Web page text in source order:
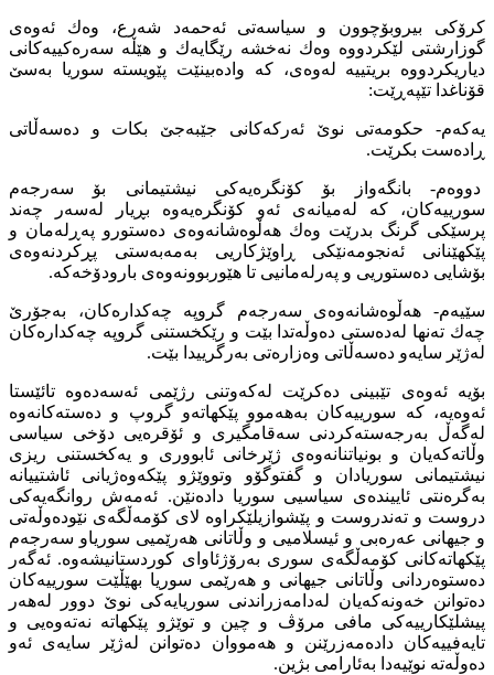
كرۆكی بیروبۆچوون و سیاسەتی ئەحمەد شەرع، وەك ئەوەی
گوزارشتی لێكردووە وەك نەخشە رێگایەك و هێڵە سەرەكییەكانی
دیاریكردووە بریتییە لەوەی، كە وادەبینێت پێویستە سوریا بەسێ
قۆناغدا تێپەڕێت:
یەكەم- حكومەتی نوێ ئەركەكانی جێبەجێ بكات و دەسەڵاتی
ڕادەست بكرێت.
دووەم- بانگەواز بۆ كۆنگرەیەكی نیشتیمانی بۆ سەرجەم
سورییەكان، كە لەمیانەی ئەو كۆنگرەیەوە بڕیار لەسەر چەند
پرسێكی گرنگ بدرێت وەك هەڵوەشانەوەی دەستورو پەڕلەمان و
پێكهێنانی ئەنجومەنێكی ڕاوێژكاریی بەمەبەستی پڕكردنەوەی
بۆشایی دەستوریی و پەرلەمانیی تا هێوربوونەوەی بارودۆخەكە.
سێیەم- هەڵوەشانەوەی سەرجەم گروپە چەكدارەكان، بەجۆرێ
چەك تەنها لەدەستی دەوڵەتدا بێت و رێكخستنی گروپە چەكدارەكان
لەژێر سایەو دەسەڵاتی وەزارەتی بەرگرییدا بێت.
بۆیە ئەوەی تێبینی دەكرێت لەكەوتنی رژێمی ئەسەدەوە تائێستا
ئەوەیە، كە سورییەكان بەهەموو پێكهاتەو گروپ و دەستەكانەوە
لەگەڵ بەرجەستەكردنی سەقامگیری و ئۆقرەیی دۆخی سیاسی
وڵاتەكەیان و بونیاتنانەوەی ژێرخانی ئابووری و یەكخستنی ریزی
نیشتیمانی سوریادان و گفتوگۆو وتووێژو پێكەوەژیانی ئاشتییانە
بەگرەنتی ئاییندەی سیاسیی سوریا دادەنێن. ئەمەش روانگەیەكی
دروست و تەندروست و پێشوازیلێكراوە لای كۆمەڵگەی نێودەوڵەتی
و جیهانی عەرەبی و ئیسلامیی و وڵاتانی هەرێمیی سوریاو سەرجەم
پێكهاتەكانی كۆمەڵگەی سوری بەرۆژئاوای كوردستانیشەوە. ئەگەر
دەستوەردانی وڵاتانی جیهانی و هەرێمی سوریا بهێڵێت سورییەكان
دەتوانن خەونەكەیان لەدامەزراندنی سوریایەكی نوێ دوور لەهەر
پیشلێكارییەكی مافی مرۆڤ و چین و توێژو پێكهاتە نەتەوەیی و
تایەفییەكان دادەمەزرێنن و هەمووان دەتوانن لەژێر سایەی ئەو
دەوڵەتە نوێیەدا بەئارامی بژین.